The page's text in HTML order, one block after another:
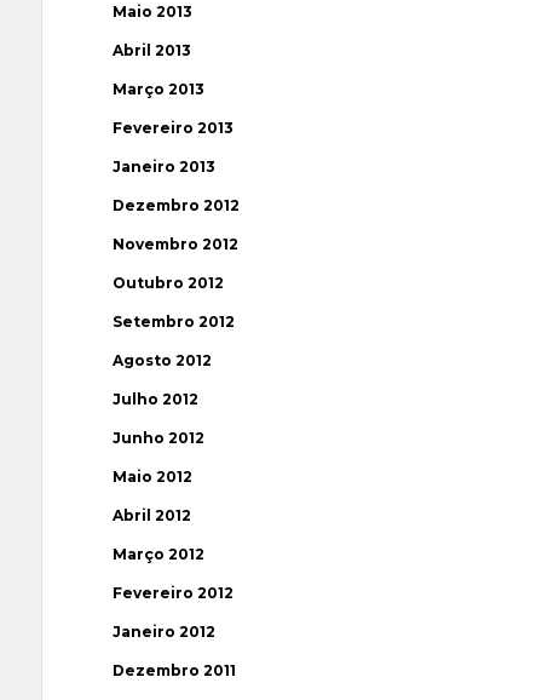
Maio 2013
Abril 2013
Março 2013
Fevereiro 2013
Janeiro 2013
Dezembro 2012
Novembro 2012
Outubro 2012
Setembro 2012
Agosto 2012
Julho 2012
Junho 2012
Maio 2012
Abril 2012
Março 2012
Fevereiro 2012
Janeiro 2012
Dezembro 2011